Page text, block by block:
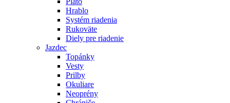
Hrablo
Systém riadenia
Rukoväte
Diely pre riadenie
Jazdec
Topánky
Vesty
Prilby
Okuliare
Neoprény